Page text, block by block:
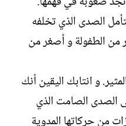
الصدى الذي تخلفه
من الطفولة و أصغر من
و انتابك اليقين أنك
الصدى الصامت الذي
من حركاتها المدوية